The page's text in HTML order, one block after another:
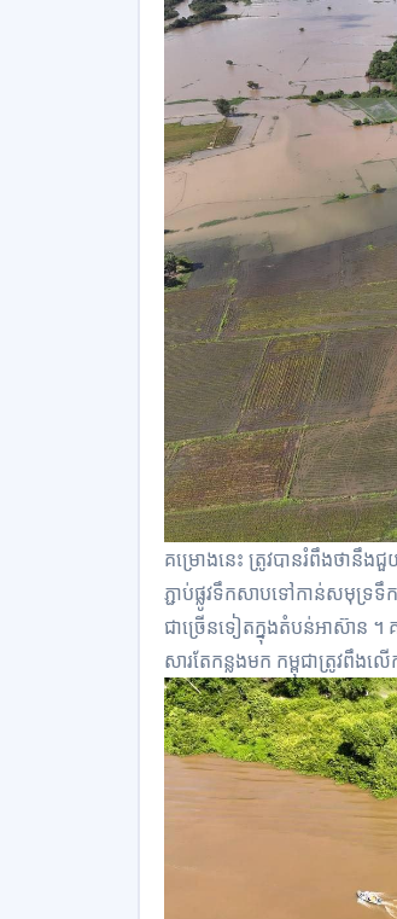
គម្រោងនេះ ត្រូវ​បាន​រំពឹងថា​នឹង​
ភ្ជាប់​ផ្លូវទឹកសាបទៅកាន់សមុទ្រទឹ​
ជាច្រើនទៀត​ក្នុង​តំបន់អាស៊ាន ។​
សារតែកន្លងមក​ កម្ពុជា​ត្រូវពឹង